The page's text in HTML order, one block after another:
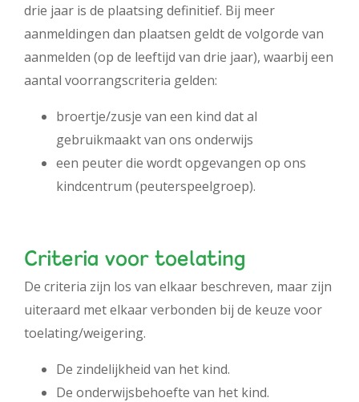
drie jaar is de plaatsing definitief. Bij meer
aanmeldingen dan plaatsen geldt de volgorde van
aanmelden (op de leeftijd van drie jaar), waarbij een
aantal voorrangscriteria gelden:
broertje/zusje van een kind dat al
gebruikmaakt van ons onderwijs
een peuter die wordt opgevangen op ons
kindcentrum (peuterspeelgroep).
Criteria voor toelating
De criteria zijn los van elkaar beschreven, maar zijn
uiteraard met elkaar verbonden bij de keuze voor
toelating/weigering.
De zindelijkheid van het kind.
De onderwijsbehoefte van het kind.